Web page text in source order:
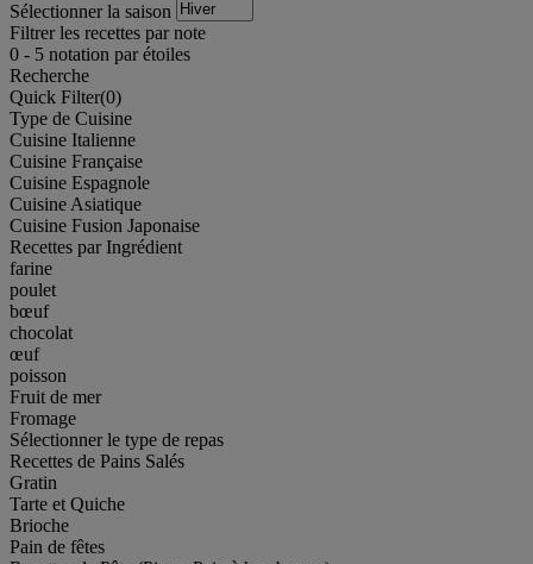
Sélectionner la saison
Filtrer les recettes par note
0 - 5 notation par étoiles
Recherche
Quick Filter(0)
Type de Cuisine
Cuisine Italienne
Cuisine Française
Cuisine Espagnole
Cuisine Asiatique
Cuisine Fusion Japonaise
Recettes par Ingrédient
farine
poulet
bœuf
chocolat
œuf
poisson
Fruit de mer
Fromage
Sélectionner le type de repas
Recettes de Pains Salés
Gratin
Tarte et Quiche
Brioche
Pain de fêtes